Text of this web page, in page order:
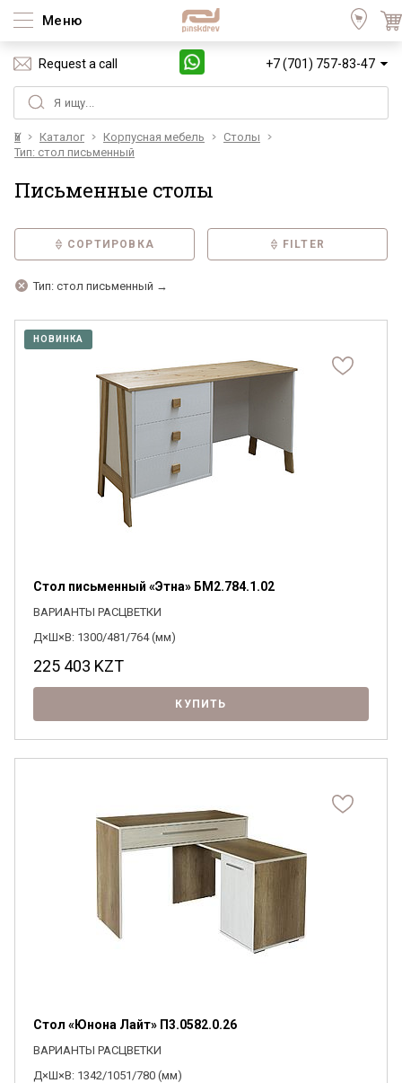
Меню
Request a call +7 (701) 757-83-47
Үй Каталог Корпусная мебель
Столы
Тип: стол письменный
Письменные столы
СОРТИРОВКА FILTER
Тип: стол письменный →
НОВИНКА
Стол письменный «Этна» БМ2.784.1.02
ВАРИАНТЫ РАСЦВЕТКИ
Д×Ш×В: 1300/481/764 (мм)
225 403 KZT
КУПИТЬ
Стол «Юнона Лайт» П3.0582.0.26
ВАРИАНТЫ РАСЦВЕТКИ
Д×Ш×В: 1342/1051/780 (мм)